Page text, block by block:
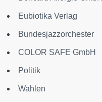
Eubiotika Verlag
Bundesjazzorchester
COLOR SAFE GmbH
Politik
Wahlen